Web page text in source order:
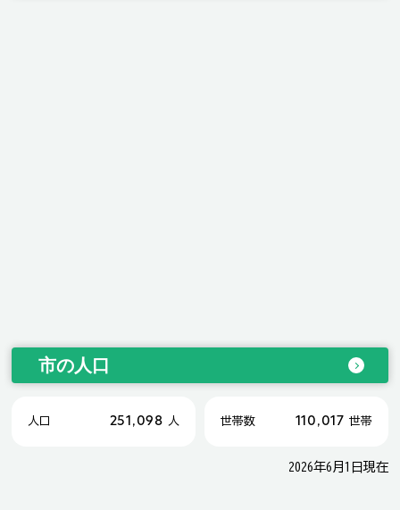
市の人口
人口 251,098 人 世帯数 110,017 世帯
2026年6月1日現在